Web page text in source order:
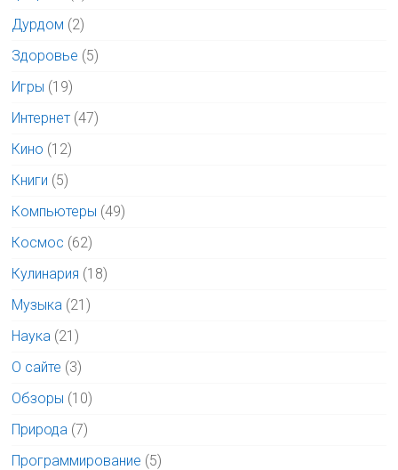
Дурдом (2)
Здоровье (5)
Игры (19)
Интернет (47)
Кино (12)
Книги (5)
Компьютеры (49)
Космос (62)
Кулинария (18)
Музыка (21)
Наука (21)
О сайте (3)
Обзоры (10)
Природа (7)
Программирование (5)